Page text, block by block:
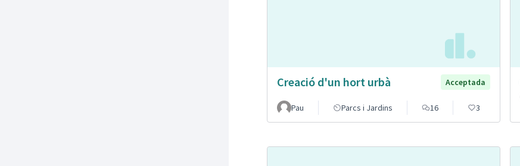
Creació d'un hort urbà Acceptada
Pau Parcs i Jardins 16 3